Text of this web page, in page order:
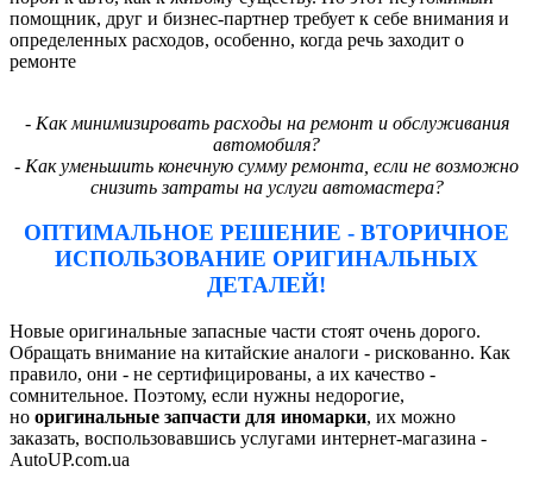
помощник, друг и бизнес-партнер требует к себе внимания и
определенных расходов, особенно, когда речь заходит о
ремонте
- Как минимизировать расходы на ремонт и обслуживания
автомобиля?
- Как уменьшить конечную сумму ремонта, если не возможно
снизить затраты на услуги автомастера?
ОПТИМАЛЬНОЕ РЕШЕНИЕ - ВТОРИЧНОЕ
ИСПОЛЬЗОВАНИЕ ОРИГИНАЛЬНЫХ
ДЕТАЛЕЙ!
Новые оригинальные запасные части стоят очень дорого.
Обращать внимание на китайские аналоги - рискованно. Как
правило, они - не сертифицированы, а их качество -
сомнительное. Поэтому, если нужны недорогие,
но оригинальные запчасти для иномарки, их можно
заказать, воспользовавшись услугами интернет-магазина -
AutoUP.com.ua